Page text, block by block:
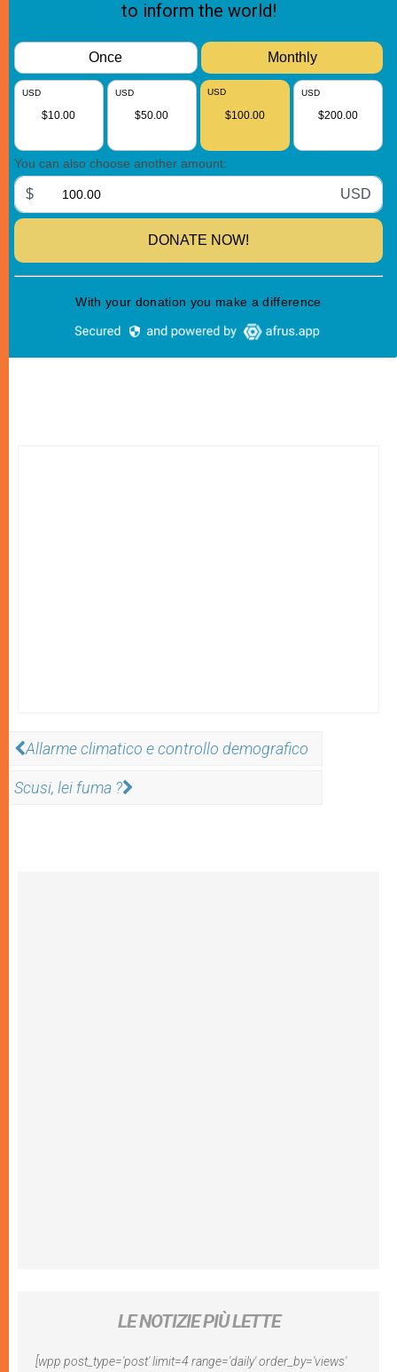
Allarme climatico e controllo demografico
Scusi, lei fuma ?
LE NOTIZIE PIÙ LETTE
[wpp post_type='post' limit=4 range='daily' order_by='views'